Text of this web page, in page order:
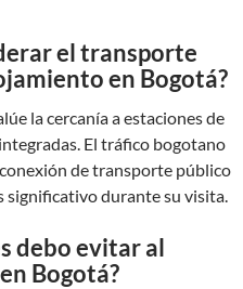
el transporte
en Bogotá?
la cercanía a estaciones de
El tráfico bogotano
de transporte público
significativo durante su visita.
debo evitar al
Bogotá?